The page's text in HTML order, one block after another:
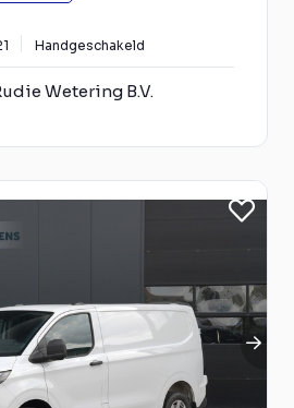
Handgeschakeld
Wetering B.V.